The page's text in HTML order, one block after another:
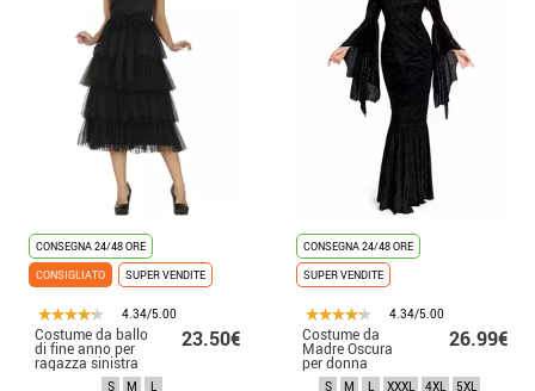
CONSEGNA 24/48 ORE
CONSIGLIATO
SUPER VENDITE
4.34/5.00
Costume da ballo
di fine anno per
ragazza sinistra
per donna
23.50€
S M L
CONSEGNA 24/48 ORE
SUPER VENDITE
4.34/5.00
Costume da
Madre Oscura
per donna
26.99€
S M L XXXL 4XL 5XL